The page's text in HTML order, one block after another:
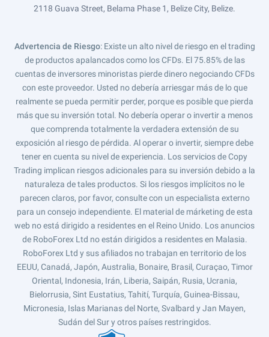
2118 Guava Street, Belama Phase 1, Belize City, Belize.
Advertencia de Riesgo: Existe un alto nivel de riesgo en el trading
de productos apalancados como los CFDs. El 75.85% de las
cuentas de inversores minoristas pierde dinero negociando CFDs
con este proveedor. Usted no debería arriesgar más de lo que
realmente se pueda permitir perder, porque es posible que pierda
más que su inversión total. No debería operar o invertir a menos
que comprenda totalmente la verdadera extensión de su
exposición al riesgo de pérdida. Al operar o invertir, siempre debe
tener en cuenta su nivel de experiencia. Los servicios de Copy
Trading implican riesgos adicionales para su inversión debido a la
naturaleza de tales productos. Si los riesgos implícitos no le
parecen claros, por favor, consulte con un especialista externo
para un consejo independiente. El material de márketing de esta
web no está dirigido a residentes en el Reino Unido. Los anuncios
de RoboForex Ltd no están dirigidos a residentes en Malasia.
RoboForex Ltd y sus afiliados no trabajan en territorio de los
EEUU, Canadá, Japón, Australia, Bonaire, Brasil, Curaçao, Timor
Oriental, Indonesia, Irán, Liberia, Saipán, Rusia, Ucrania,
Bielorrusia, Sint Eustatius, Tahití, Turquía, Guinea-Bissau,
Micronesia, Islas Marianas del Norte, Svalbard y Jan Mayen,
Sudán del Sur y otros países restringidos.